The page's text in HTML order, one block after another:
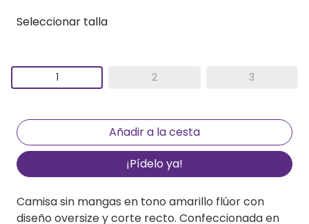
Seleccionar talla
1 2 3
¡Pídelo ya!
Camisa sin mangas en tono amarillo flúor con
diseño oversize y corte recto. Confeccionada en